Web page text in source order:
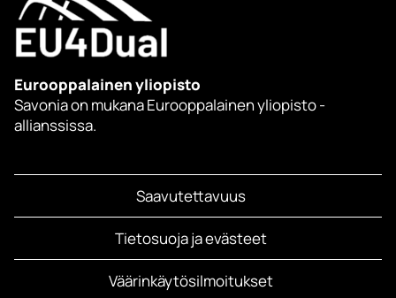
Eurooppalainen yliopisto
Savonia on mukana Eurooppalainen yliopisto -
allianssissa.
Saavutettavuus
Tietosuoja ja evästeet
Väärinkäytösilmoitukset